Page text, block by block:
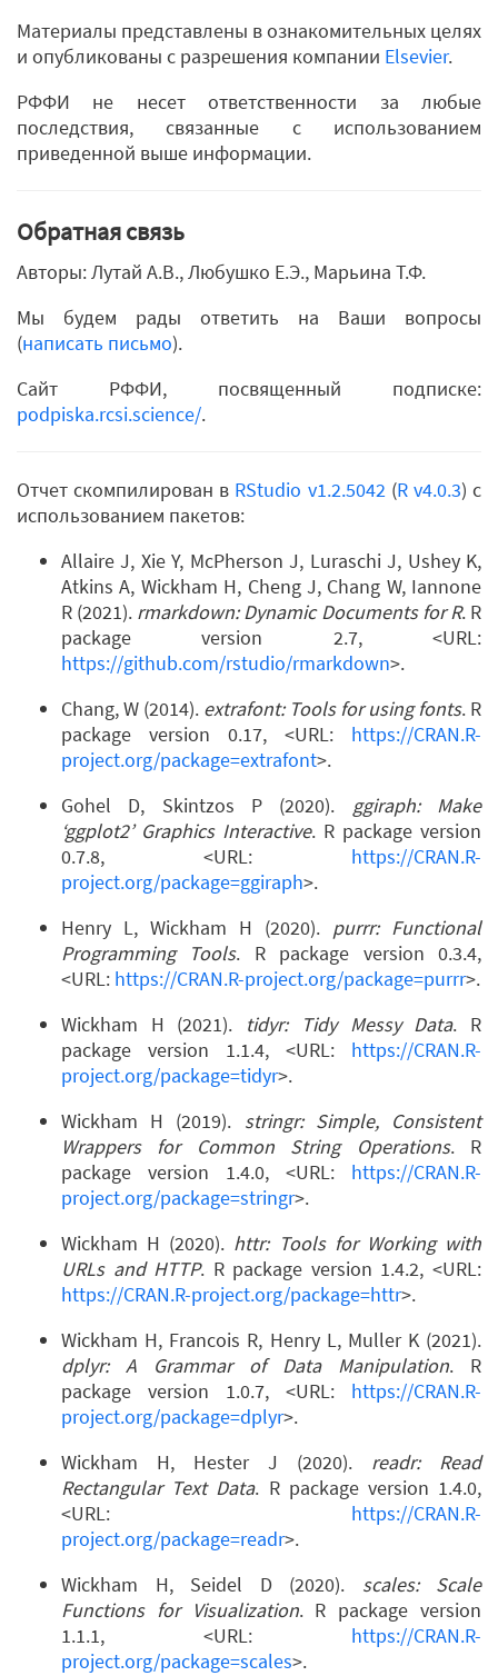
Материалы представлены в ознакомительных целях
и опубликованы с разрешения компании Elsevier.
РФФИ не несет ответственности за любые
последствия, связанные с использованием
приведенной выше информации.
Обратная связь
Авторы: Лутай А.В., Любушко Е.Э., Марьина Т.Ф.
Мы будем рады ответить на Ваши вопросы
(написать письмо).
Сайт РФФИ, посвященный подписке:
podpiska.rcsi.science/.
Отчет скомпилирован в RStudio v1.2.5042(R v4.0.3) с
использованием пакетов:
Allaire J, Xie Y, McPherson J, Luraschi J, Ushey K,
Atkins A, Wickham H, Cheng J, Chang W, Iannone
R (2021). rmarkdown: Dynamic Documents for R. R
package version 2.7, <URL:
https://github.com/rstudio/rmarkdown>.
Chang, W (2014). extrafont: Tools for using fonts. R
package version 0.17, <URL: https://CRAN.R-
project.org/package=extrafont>.
Gohel D, Skintzos P (2020). ggiraph: Make
‘ggplot2’ Graphics Interactive. R package version
0.7.8, <URL: https://CRAN.R-
project.org/package=ggiraph>.
Henry L, Wickham H (2020). purrr: Functional
Programming Tools. R package version 0.3.4,
<URL: https://CRAN.R-project.org/package=purrr>.
Wickham H (2021). tidyr: Tidy Messy Data. R
package version 1.1.4, <URL: https://CRAN.R-
project.org/package=tidyr>.
Wickham H (2019). stringr: Simple, Consistent
Wrappers for Common String Operations. R
package version 1.4.0, <URL: https://CRAN.R-
project.org/package=stringr>.
Wickham H (2020). httr: Tools for Working with
URLs and HTTP. R package version 1.4.2, <URL:
https://CRAN.R-project.org/package=httr>.
Wickham H, Francois R, Henry L, Muller K (2021).
dplyr: A Grammar of Data Manipulation. R
package version 1.0.7, <URL: https://CRAN.R-
project.org/package=dplyr>.
Wickham H, Hester J (2020). readr: Read
Rectangular Text Data. R package version 1.4.0,
<URL: https://CRAN.R-
project.org/package=readr>.
Wickham H, Seidel D (2020). scales: Scale
Functions for Visualization. R package version
1.1.1, <URL: https://CRAN.R-
project.org/package=scales>.